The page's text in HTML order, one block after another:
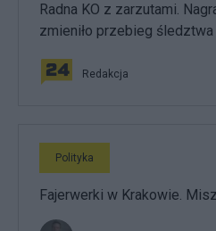
Radna KO z zarzutami.
zmieniło przebieg śledztwa
Redakcja
Polityka
Fajerwerki w Krakowie.